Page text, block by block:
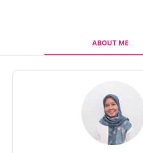
ABOUT ME